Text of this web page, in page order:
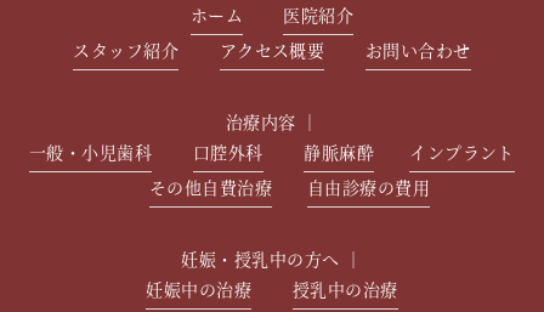
ホーム
医院紹介
スタッフ紹介
アクセス概要 お問い合わせ
治療内容 ｜
一般・小児歯科
口腔外科 静脈麻酔
インプラント
その他自費治療
自由診療の費用
妊娠・授乳中の方へ ｜
妊娠中の治療
授乳中の治療